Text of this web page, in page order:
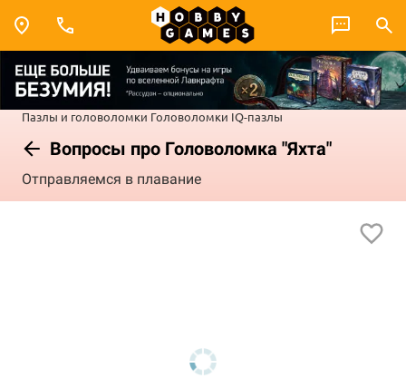
Пазлы и головоломки Головоломки IQ-пазлы
Вопросы про Головоломка "Яхта"
Отправляемся в плавание